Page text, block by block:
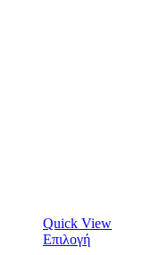
Quick View
Επιλογή